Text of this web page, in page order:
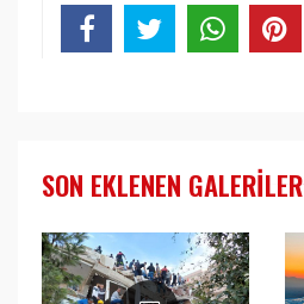
SON EKLENEN GALERILER